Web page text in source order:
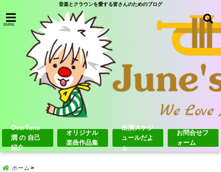
音楽とクラウンを愛する皆さんのためのブログ
menu
OverTone
潤 の 自己
紹介
オリジナル
楽曲作品集
出演スケジ
ュールだよ
ぉ
お問合せフ
ォーム
ホーム